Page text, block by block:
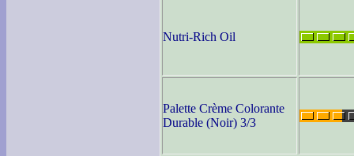
Nutri-Rich Oil
Palette Crème Colorante
Durable (Noir) 3/3